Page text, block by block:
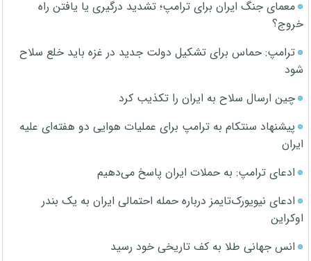
معمای جنگ ایران برای ترامپ؛ تشدید درگیری یا یافتن راه
خروج؟
ترامپ: حماس برای تشکیل دولت جدید در غزه باید خلع سلاح
شود
چین ارسال سلاح به ایران را تکذیب کرد
پیشنهاد سنتکام به ترامپ برای عملیات هوایی دو هفته‌ای علیه
ایران
ادعای ترامپ: به حملات ایران پاسخ می‌دهیم
ادعای نیویورک‌تایمز درباره حمله احتمالی ایران به یک بندر
اوکراین
انس جهانی طلا به کف تاریخی خود رسید